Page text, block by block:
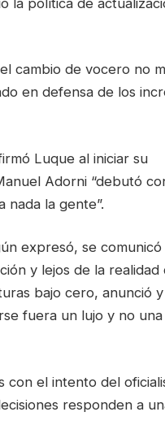
cambio de vocero no
en defensa de los
Luque al iniciar su
Adorni “debutó
la gente”.
expresó, se comunicó
y lejos de la realidad
bajo cero, anunció
fuera un lujo y no una
con el intento del
responden a